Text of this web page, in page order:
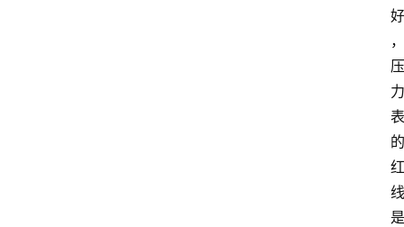
好
，
压
力
表
的
红
线
是